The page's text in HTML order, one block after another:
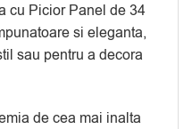
cu Picior Panel de 34
si eleganta,
sau pentru a decora
de cea mai inalta